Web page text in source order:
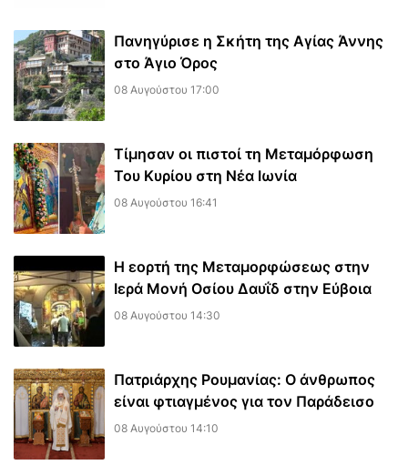
Πανηγύρισε η Σκήτη της Αγίας Άννης
στο Άγιο Όρος
08 Αυγούστου 17:00
Τίμησαν οι πιστοί τη Μεταμόρφωση
Του Κυρίου στη Νέα Ιωνία
08 Αυγούστου 16:41
Η εορτή της Μεταμορφώσεως στην
Ιερά Μονή Οσίου Δαυΐδ στην Εύβοια
08 Αυγούστου 14:30
Πατριάρχης Ρουμανίας: Ο άνθρωπος
είναι φτιαγμένος για τον Παράδεισο
08 Αυγούστου 14:10